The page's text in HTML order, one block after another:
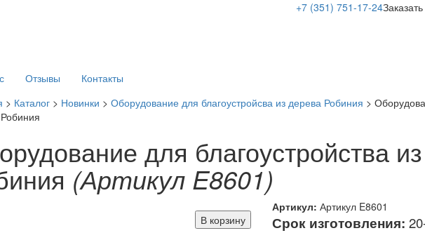
+7 (351) 751-17-24
Отзывы Контакты
> Каталог> Новинки > Оборудование для благоустройсва из дерева Робиния >
для благоустройства
(Артикул E8601)
В корзину
Артикул:Артикул E8601
Срок изготовления: